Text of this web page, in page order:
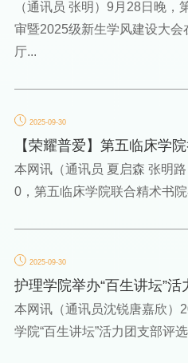
（通讯员 张明）9月28日晚
审暨2025级新生学风建设大
厅...
2025-09-30
【荣耀普爱】第五临床学
生讲坛”活力团...
本网讯（通讯员 夏启森 张明
0，第五临床学院联合精术书
2025-09-30
护理学院举办“百生讲坛”
本网讯（通讯员沈锐唐嘉欣）
学院“百生讲坛”活力团支部评